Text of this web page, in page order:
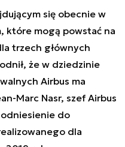
się obecnie w
które mogą powstać na
trzech głównych
że w dziedzinie
Airbus ma
Marc Nasr, szef Airbus
odniesienie do
dla